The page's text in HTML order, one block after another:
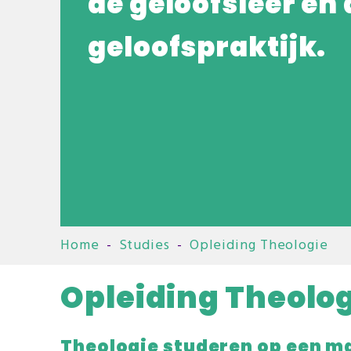
geloofspraktijk.
Home - Studies - Opleiding Theologie
Opleiding